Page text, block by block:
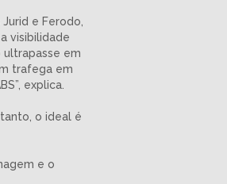
e Ferodo,
visibilidade
ultrapasse em
trafega em
explica.
o ideal é
e o